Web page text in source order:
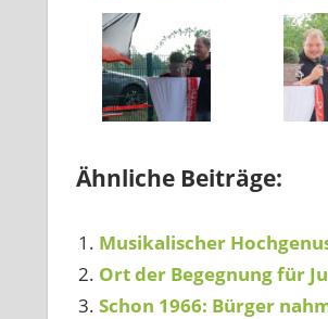
Ähnliche Beiträge:
Musikalischer
Ort der Begegnung für
Schon 1966: Bürger